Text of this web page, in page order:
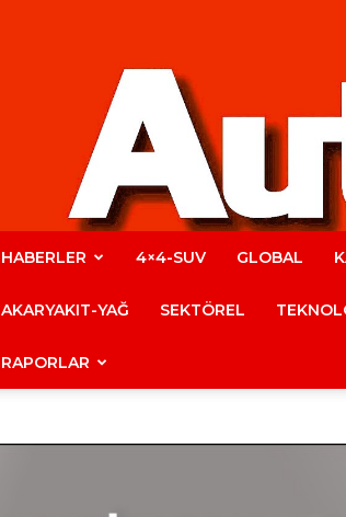
HABERLER 4×4-SUV GLOBAL
AKARYAKIT-YAĞ SEKTÖREL
RAPORLAR